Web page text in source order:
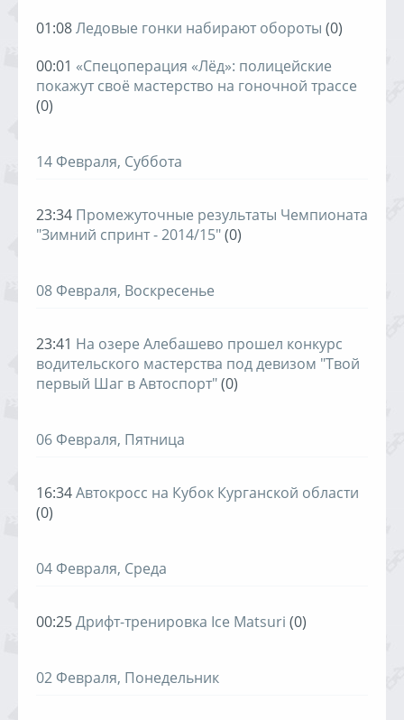
01:08Ледовые гонки набирают обороты (0)
00:01 «Спецоперация «Лёд»: полицейские
покажут своё мастерство на гоночной трассе
(0)
14 Февраля, Суббота
23:34 Промежуточные результаты Чемпионата
"Зимний спринт - 2014/15"(0)
08 Февраля, Воскресенье
23:41 На озере Алебашево прошел конкурс
водительского мастерства под девизом "Твой
первый Шаг в Автоспорт"(0)
06 Февраля, Пятница
16:34Автокросс на Кубок Курганской области
(0)
04 Февраля, Среда
00:25Дрифт-тренировка Ice Matsuri (0)
02 Февраля, Понедельник